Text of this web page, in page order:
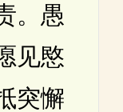
。愚
见愍
突懈